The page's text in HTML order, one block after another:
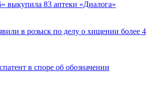
выкупила 83 аптеки «Диалога»
в розыск по делу о хищении более 4
в споре об обозначении